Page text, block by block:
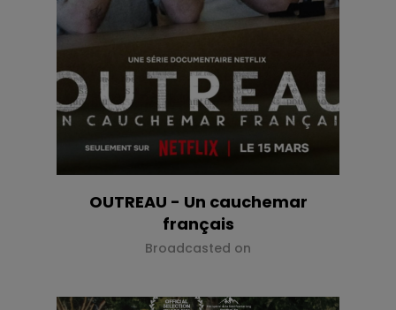
OUTREAU - Un cauchemar
français
Broadcasted on